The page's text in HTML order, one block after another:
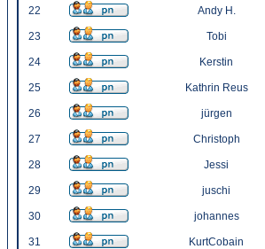
22 Andy H.
23 Tobi
24 Kerstin
25 Kathrin Reus
26 jürgen
27 Christoph
28 Jessi
29 juschi
30 johannes
31 KurtCobain